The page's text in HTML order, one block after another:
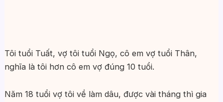
Tôi tuổi Tuất, vợ tôi tuổi Ngọ, cô em vợ tuổi Thân,
nghĩa là tôi hơn cô em vợ đúng 10 tuổi.
Năm 18 tuổi vợ tôi về làm dâu, được vài tháng thì gia